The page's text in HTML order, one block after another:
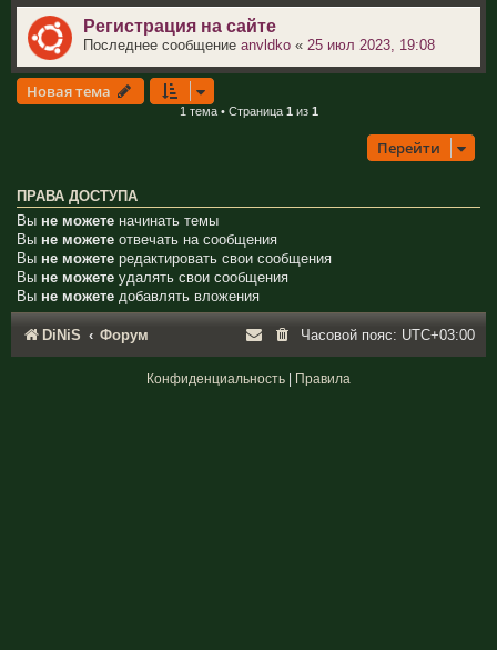
Регистрация на сайте
Последнее сообщение anvldko « 25 июл 2023, 19:08
Новая тема
1 тема • Страница 1 из 1
Перейти
ПРАВА ДОСТУПА
Вы не можете начинать темы
Вы не можете отвечать на сообщения
Вы не можете редактировать свои сообщения
Вы не можете удалять свои сообщения
Вы не можете добавлять вложения
DiNiS Форум Часовой пояс: UTC+03:00
Конфиденциальность Правила